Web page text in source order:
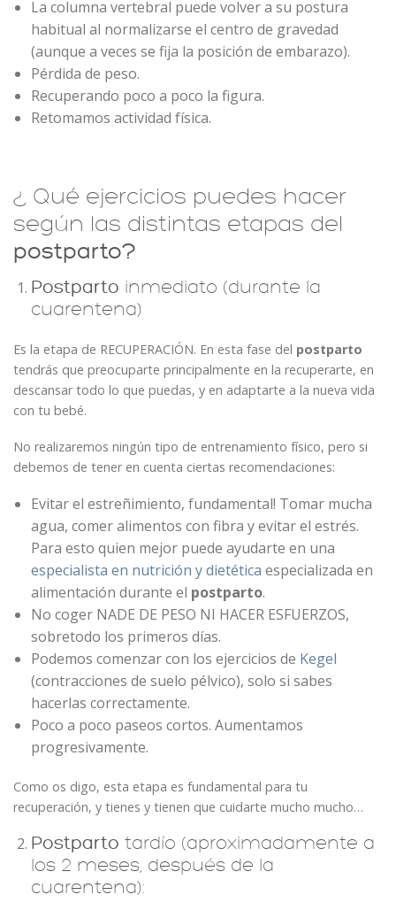
La columna vertebral puede volver a su postura
habitual al normalizarse el centro de gravedad
(aunque a veces se fija la posición de embarazo).
Pérdida de peso.
Recuperando poco a poco la figura.
Retomamos actividad física.
¿ Qué ejercicios puedes hacer
según las distintas etapas del
postparto?
Postparto inmediato (durante la
cuarentena)
Es la etapa de RECUPERACIÓN. En esta fase del postparto
tendrás que preocuparte principalmente en la recuperarte, en
descansar todo lo que puedas, y en adaptarte a la nueva vida
con tu bebé.
No realizaremos ningún tipo de entrenamiento físico, pero si
debemos de tener en cuenta ciertas recomendaciones:
Evitar el estreñimiento, fundamental! Tomar mucha
agua, comer alimentos con fibra y evitar el estrés.
Para esto quien mejor puede ayudarte en una
especialista en nutrición y dietética especializada en
alimentación durante el postparto.
No coger NADE DE PESO NI HACER ESFUERZOS,
sobretodo los primeros días.
Podemos comenzar con los ejercicios de Kegel
(contracciones de suelo pélvico), solo si sabes
hacerlas correctamente.
Poco a poco paseos cortos. Aumentamos
progresivamente.
Como os digo, esta etapa es fundamental para tu
recuperación, y tienes y tienen que cuidarte mucho mucho…
Postparto tardío (aproximadamente a
los 2 meses, después de la
cuarentena):